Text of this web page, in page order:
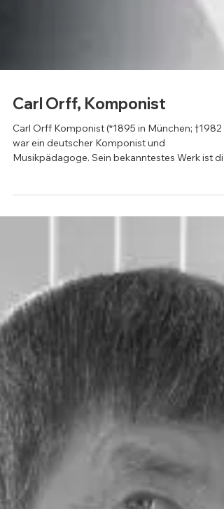
Carl Orff, Komponist
war ein deutscher Komponist und
Musikpädagoge. Sein bekanntestes Werk ist die
der Schriftstellerin und Pädagogin Luise Rinser
verheiratet. Lebte seit 1955 bis zu seinem Tode
Dießen. Die Grabstätte ist in Andechs. Liselotte
Orff, die Witwe des Komponisten Carl Orff,
2010 mit dem